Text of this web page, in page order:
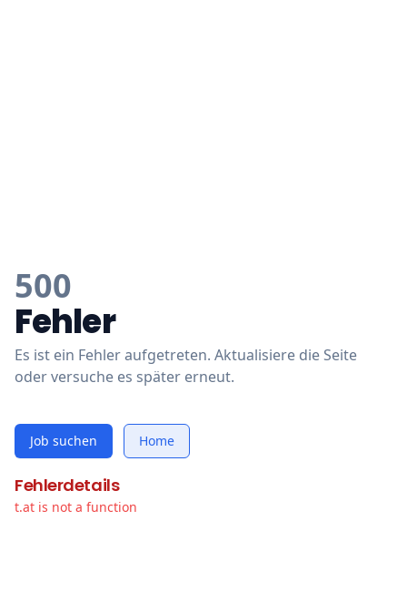
500
Fehler
Es ist ein Fehler aufgetreten. Aktualisiere die Seite
oder versuche es später erneut.
Job suchen Home
Fehlerdetails
t.at is not a function